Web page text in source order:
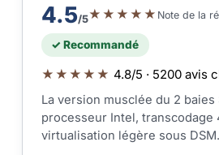
4.5/5★★★★★ Note de la
✓ Recommandé
★★★★★ 4.8/5 · 5200 avis
La version musclée du 2 baies
processeur Intel, transcodage
virtualisation légère sous DSM.